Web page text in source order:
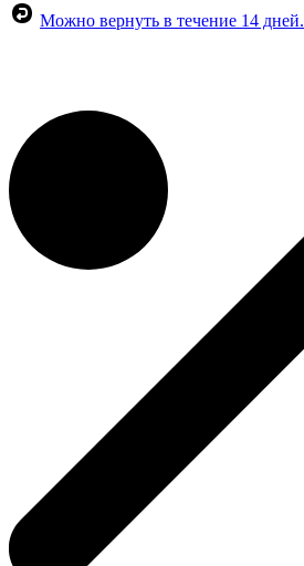
Можно вернуть в течение 14 дней.